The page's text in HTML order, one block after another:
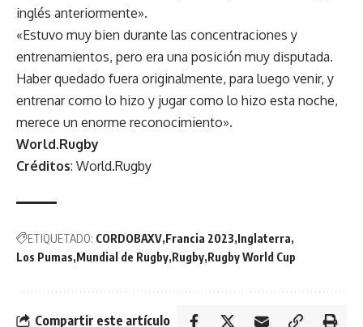
inglés anteriormente».
«Estuvo muy bien durante las concentraciones y
entrenamientos, pero era una posición muy disputada.
Haber quedado fuera originalmente, para luego venir, y
entrenar como lo hizo y jugar como lo hizo esta noche,
merece un enorme reconocimiento».
World.Rugby
Créditos: World.Rugby
ETIQUETADO: CORDOBAXV Francia 2023 Inglaterra
Los Pumas Mundial de Rugby Rugby Rugby World Cup
Compartir este artículo